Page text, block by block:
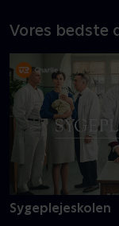
Vores bedste
Sygeplejeskolen